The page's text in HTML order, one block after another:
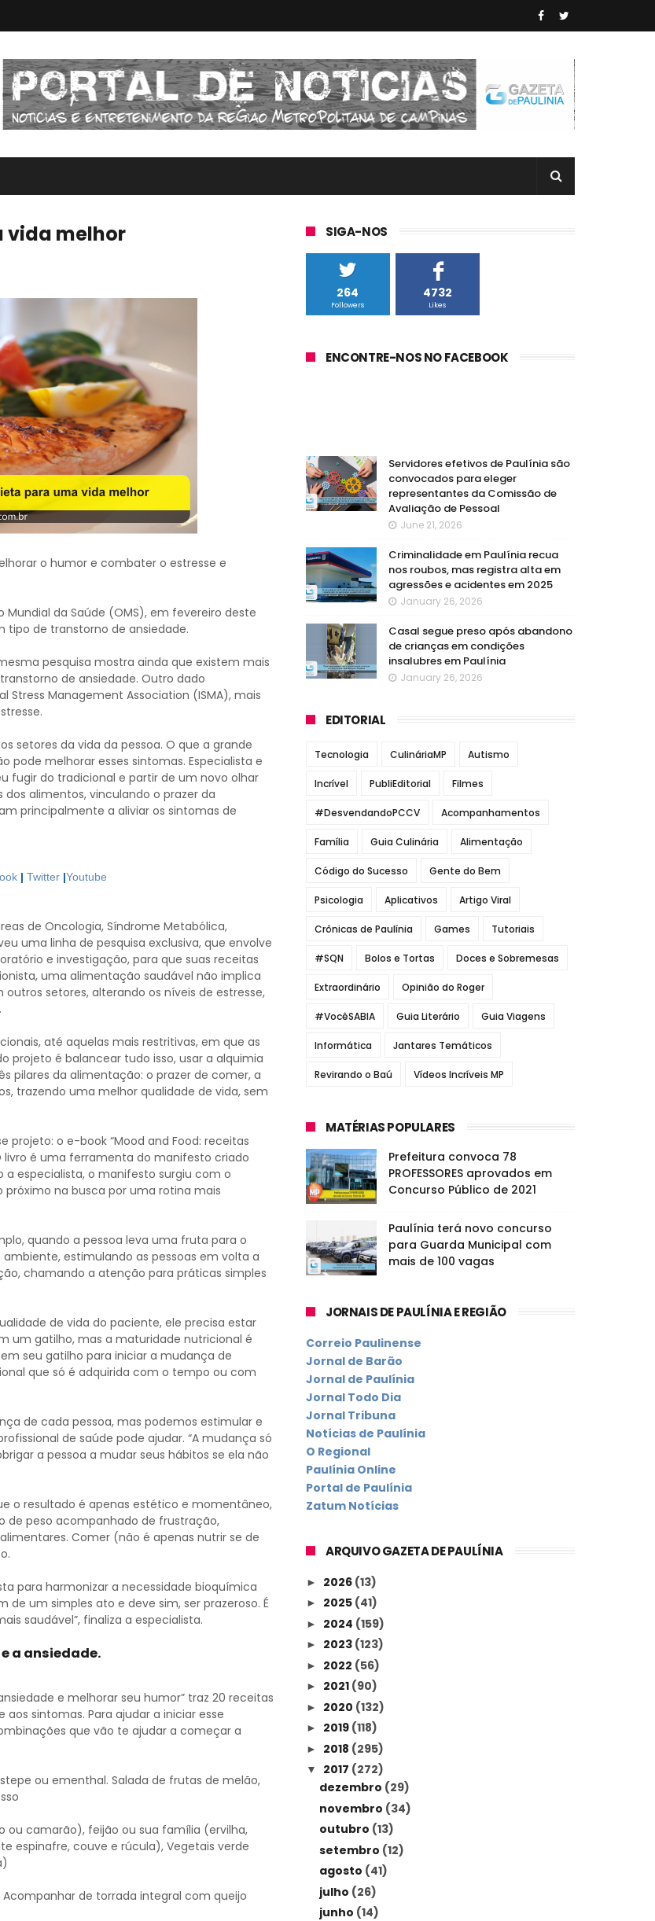
vida melhor
o humor e combater o estresse e
Mundial da Saúde (OMS), em fevereiro deste
tipo de transtorno de ansiedade.
pesquisa mostra ainda que existem mais
de ansiedade. Outro dado
Management Association (ISMA), mais
setores da vida da pessoa. O que a grande
pode melhorar esses sintomas. Especialista e
fugir do tradicional e partir de um novo olhar
alimentos, vinculando o prazer da
principalmente a aliviar os sintomas de
| Twitter |Youtube
de Oncologia, Síndrome Metabólica,
uma linha de pesquisa exclusiva, que envolve
e investigação, para que suas receitas
uma alimentação saudável não implica
setores, alterando os níveis de estresse,
até aquelas mais restritivas, em que as
projeto é balancear tudo isso, usar a alquimia
pilares da alimentação: o prazer de comer, a
trazendo uma melhor qualidade de vida, sem
projeto: o e-book “Mood and Food: receitas
livro é uma ferramenta do manifesto criado
a especialista, o manifesto surgiu com o
na busca por uma rotina mais
quando a pessoa leva uma fruta para o
estimulando as pessoas em volta a
chamando a atenção para práticas simples
de vida do paciente, ele precisa estar
um gatilho, mas a maturidade nutricional é
seu gatilho para iniciar a mudança de
que só é adquirida com o tempo ou com
de cada pessoa, mas podemos estimular e
de saúde pode ajudar. “A mudança só
a pessoa a mudar seus hábitos se ela não
o resultado é apenas estético e momentâneo,
de peso acompanhado de frustração,
Comer (não é apenas nutrir se de
para harmonizar a necessidade bioquímica
um simples ato e deve sim, ser prazeroso. É
saudável”, finaliza a especialista.
a ansiedade.
e melhorar seu humor” traz 20 receitas
sintomas. Para ajudar a iniciar esse
que vão te ajudar a começar a
ou ementhal. Salada de frutas de melão,
ou camarão), feijão ou sua família (ervilha,
espinafre, couve e rúcula), Vegetais verde
de torrada integral com queijo
SIGA-NOS
264
Followers
4732
Likes
ENCONTRE-NOS NO FACEBOOK
Servidores efetivos de Paulínia são
convocados para eleger
representantes da Comissão de
Avaliação de Pessoal
June 21, 2026
Criminalidade em Paulínia recua
nos roubos, mas registra alta em
agressões e acidentes em 2025
January 26, 2026
Casal segue preso após abandono
de crianças em condições
insalubres em Paulínia
January 26, 2026
EDITORIAL
Tecnologia CulináriaMP Autismo
Incrível PubliEditorial Filmes
#DesvendandoPCCV Acompanhamentos
Família Guia Culinária Alimentação
Código do Sucesso Gente do Bem
Psicologia Aplicativos Artigo Viral
Crônicas de Paulínia Games Tutoriais
#SQN Bolos e Tortas Doces e Sobremesas
Extraordinário Opinião do Roger
#VocêSABIA Guia Literário Guia Viagens
Informática Jantares Temáticos
Revirando o Baú Vídeos Incríveis MP
MATÉRIAS POPULARES
Prefeitura convoca 78
PROFESSORES aprovados em
Concurso Público de 2021
Paulínia terá novo concurso
para Guarda Municipal com
mais de 100 vagas
JORNAIS DE PAULÍNIA E REGIÃO
Correio Paulinense
Jornal de Barão
Jornal de Paulínia
Jornal Todo Dia
Jornal Tribuna
Notícias de Paulínia
O Regional
Paulínia Online
Portal de Paulínia
Zatum Notícias
ARQUIVO GAZETA DE PAULÍNIA
► 2026 (13)
► 2025 (41)
► 2024 (159)
► 2023 (123)
► 2022 (56)
► 2021 (90)
► 2020 (132)
► 2019 (118)
► 2018 (295)
▼ 2017 (272)
dezembro (29)
novembro (34)
outubro (13)
setembro (12)
agosto (41)
julho (26)
junho (14)